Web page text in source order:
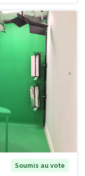
Soumis au vote